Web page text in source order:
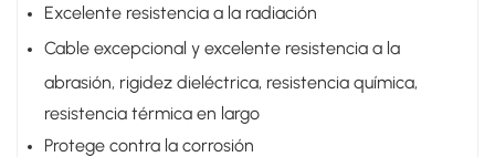
Excelente resistencia a la radiación
Cable excepcional y excelente resistencia a la
abrasión, rigidez dieléctrica, resistencia química,
resistencia térmica en largo
Protege contra la corrosión